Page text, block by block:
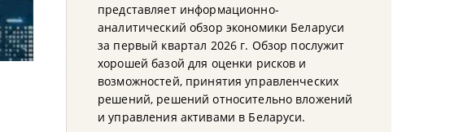
представляет информационно-
аналитический обзор экономики Беларуси
за первый квартал 2026 г. Обзор послужит
хорошей базой для оценки рисков и
возможностей, принятия управленческих
решений, решений относительно вложений
и управления активами в Беларуси.